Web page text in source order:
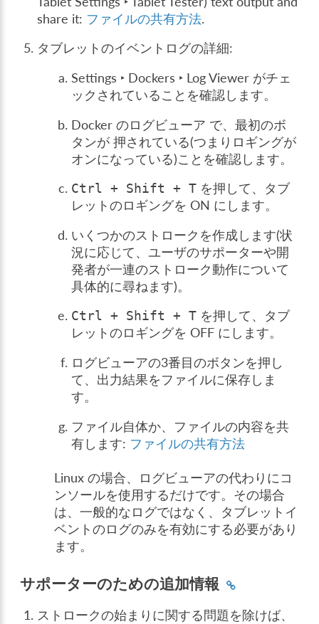
share it: ファイルの共有方法.
タブレットのイベントログの詳細:
Settings ‣ Dockers ‣ Log Viewer がチェ
ックされていることを確認します。
Docker のログビューア で、最初のボ
タンが 押されている(つまりロギングが
オンになっている)ことを確認します。
Ctrl + Shift + T を押して、タブ
レットのロギングを ON にします。
いくつかのストロークを作成します(状
況に応じて、ユーザのサポーターや開
発者が一連のストローク動作について
具体的に尋ねます)。
Ctrl + Shift + T を押して、タブ
レットのロギングを OFF にします。
ログビューアの3番目のボタンを押し
て、出力結果をファイルに保存しま
す。
ファイル自体か、ファイルの内容を共
有します: ファイルの共有方法
Linux の場合、ログビューアの代わりにコ
ンソールを使用するだけです。その場合
は、一般的なログではなく、タブレットイ
ベントのログのみを有効にする必要があり
ます。
サポーターのための追加情報
ストロークの始まりに関する問題を除けば、